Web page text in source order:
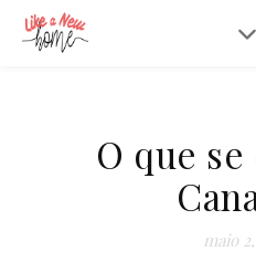
O que
maio